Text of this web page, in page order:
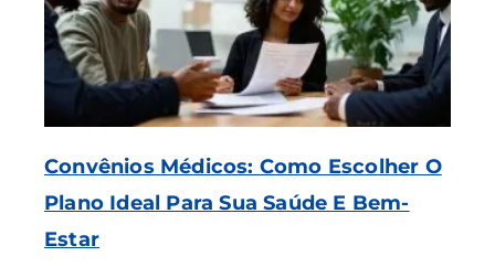
Convênios Médicos: Como Escolher O
Plano Ideal Para Sua Saúde E Bem-
Estar